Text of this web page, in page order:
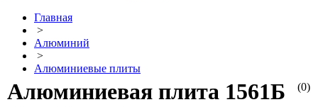
Главная
>
Алюминий
>
Алюминиевые плиты
(0)
Алюминиевая плита 1561Б